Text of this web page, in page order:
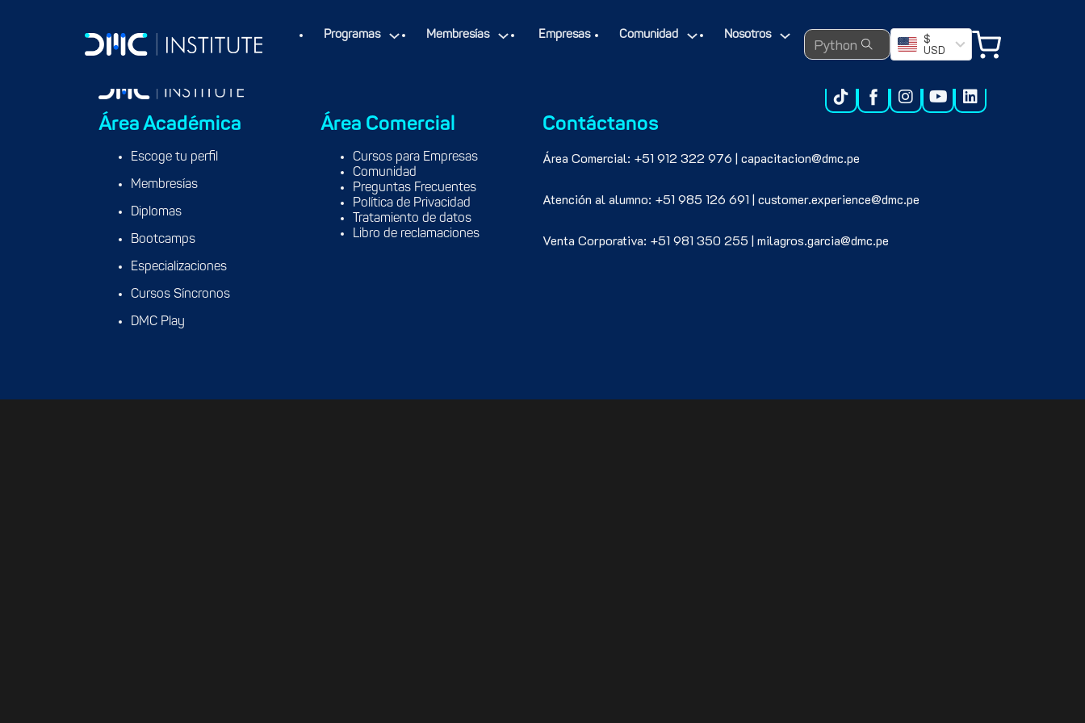
Programas Membresías Empresas Comunidad Nosotros Search ...
$
USD
Área Académica
Escoge tu perfil
Membresías
Diplomas
Bootcamps
Especializaciones
Cursos Síncronos
DMC Play
Área Comercial
Cursos para Empresas
Comunidad
Preguntas Frecuentes
Política de Privacidad
Tratamiento de datos
Libro de reclamaciones
Contáctanos
Área Comercial: +51 912 322 976 | capacitacion@dmc.pe
Atención al alumno: +51 985 126 691 | customer.experience@dmc.pe
Venta Corporativa: +51 981 350 255 | milagros.garcia@dmc.pe